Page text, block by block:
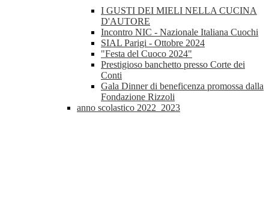
I GUSTI DEI MIELI NELLA CUCINA
D'AUTORE
Incontro NIC - Nazionale Italiana Cuochi
SIAL Parigi - Ottobre 2024
"Festa del Cuoco 2024"
Prestigioso banchetto presso Corte dei
Conti
Gala Dinner di beneficenza promossa dalla
Fondazione Rizzoli
anno scolastico 2022_2023